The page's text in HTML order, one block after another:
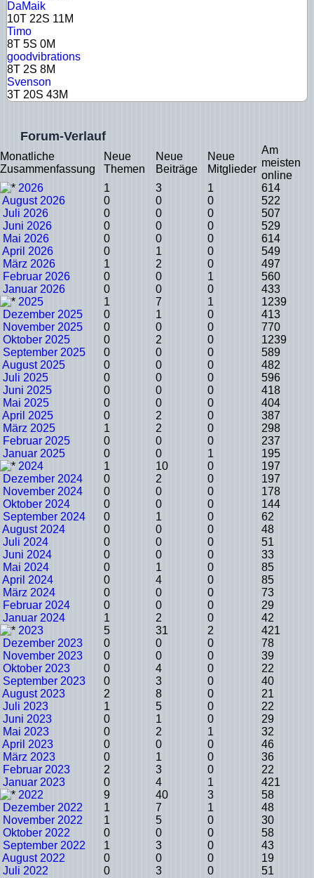
DaMaik
10T 22S 11M
Timo
8T 5S 0M
goodvibrations
8T 2S 8M
Svenson
3T 20S 43M
Forum-Verlauf
Monatliche
Zusammenfassung
Neue
Themen
Neue
Beiträge
Neue
Mitglieder
Am
meisten
online
2026
1 3 1
614
August 2026
0 0 0
522
Juli 2026
0 0 0
507
Juni 2026
0 0 0
529
Mai 2026
0 0 0
614
April 2026
0 1 0
549
März 2026
1 2 0
497
Februar 2026
0 0 1
560
Januar 2026
0 0 0
433
2025
1 7 1
1239
Dezember 2025
0 1 0
413
November 2025
0 0 0
770
Oktober 2025
0 2 0
1239
September 2025
0 0 0
589
August 2025
0 0 0
482
Juli 2025
0 0 0
596
Juni 2025
0 0 0
418
Mai 2025
0 0 0
404
April 2025
0 2 0
387
März 2025
1 2 0
298
Februar 2025
0 0 0
237
Januar 2025
0 0 1
195
2024
1 10 0
197
Dezember 2024
0 2 0
197
November 2024
0 0 0
178
Oktober 2024
0 0 0
144
September 2024
0 1 0
62
August 2024
0 0 0
48
Juli 2024
0 0 0
51
Juni 2024
0 0 0
33
Mai 2024
0 1 0
85
April 2024
0 4 0
85
März 2024
0 0 0
73
Februar 2024
0 0 0
29
Januar 2024
1 2 0
42
2023
5 31 2
421
Dezember 2023
0 0 0
78
November 2023
0 0 0
39
Oktober 2023
0 4 0
22
September 2023
0 3 0
40
August 2023
2 8 0
21
Juli 2023
1 5 0
22
Juni 2023
0 1 0
29
Mai 2023
0 2 1
32
April 2023
0 0 0
46
März 2023
0 1 0
36
Februar 2023
2 3 0
22
Januar 2023
0 4 1
421
2022
9 40 3
58
Dezember 2022
1 7 1
48
November 2022
1 5 0
30
Oktober 2022
0 0 0
58
September 2022
1 3 0
43
August 2022
0 0 0
19
Juli 2022
0 3 0
51